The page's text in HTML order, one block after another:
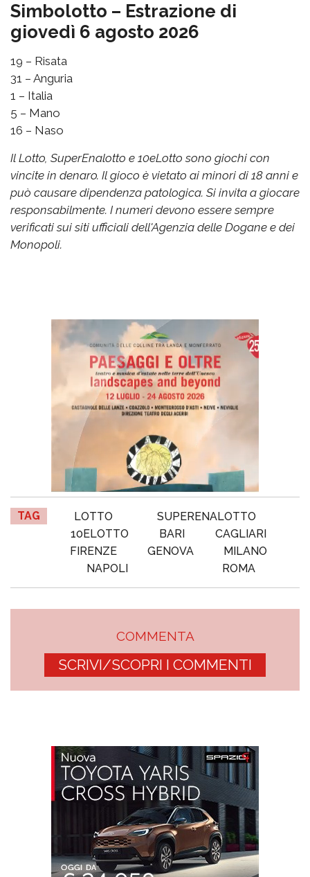
Simbolotto – Estrazione di
giovedì 6 agosto 2026
19 – Risata
31 – Anguria
1 – Italia
5 – Mano
16 – Naso
Il Lotto, SuperEnalotto e 10eLotto sono giochi con
vincite in denaro. Il gioco è vietato ai minori di 18 anni e
può causare dipendenza patologica. Si invita a giocare
responsabilmente. I numeri devono essere sempre
verificati sui siti ufficiali dell'Agenzia delle Dogane e dei
Monopoli.
TAG LOTTO
SUPERENALOTTO
10ELOTTO
BARI
CAGLIARI
FIRENZE
GENOVA
MILANO
NAPOLI
ROMA
COMMENTA
SCRIVI/SCOPRI I COMMENTI